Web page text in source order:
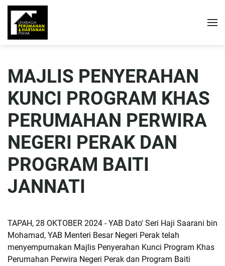
MAJLIS PENYERAHAN
KUNCI PROGRAM KHAS
PERUMAHAN PERWIRA
NEGERI PERAK DAN
PROGRAM BAITI
JANNATI
TAPAH, 28 OKTOBER 2024 - YAB Dato' Seri Haji Saarani bin
Mohamad, YAB Menteri Besar Negeri Perak telah
menyempurnakan Majlis Penyerahan Kunci Program Khas
Perumahan Perwira Negeri Perak dan Program Baiti